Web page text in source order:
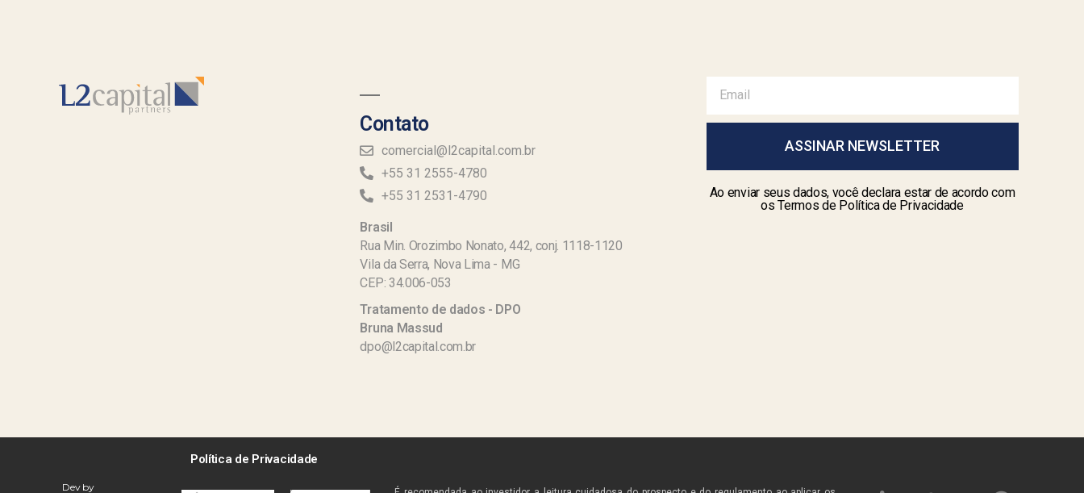
Contato
comercial@l2capital.com.br
+55 31 2555-4780
+55 31 2531-4790
Brasil
Rua Min. Orozimbo Nonato, 442, conj. 1118-1120
Vila da Serra, Nova Lima - MG
CEP: 34.006-053
Tratamento de dados - DPO
Bruna Massud
dpo@l2capital.com.br
ASSINAR NEWSLETTER
Ao enviar seus dados, você declara estar de acordo com
os Termos de Política de Privacidade
Dev by
Política de Privacidade